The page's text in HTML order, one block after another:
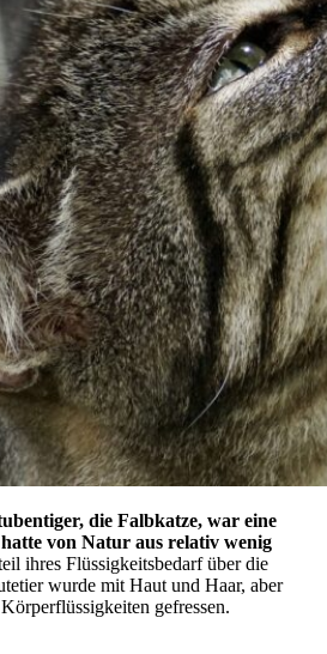
die Falbkatze, war eine
von Natur aus relativ wenig
ihres Flüssigkeitsbedarf über die
wurde mit Haut und Haar, aber
gefressen.